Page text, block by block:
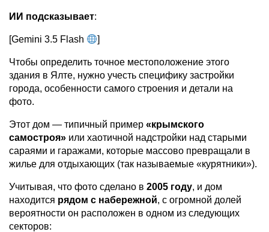
ИИ подсказывает:
[Gemini 3.5 Flash ]
Чтобы определить точное местоположение этого
здания в Ялте, нужно учесть специфику застройки
города, особенности самого строения и детали на
фото.
Этот дом — типичный пример «крымского
самостроя» или хаотичной надстройки над старыми
сараями и гаражами, которые массово превращали в
жилье для отдыхающих (так называемые «курятники»).
Учитывая, что фото сделано в 2005 году, и дом
находится рядом с набережной, с огромной долей
вероятности он расположен в одном из следующих
секторов: